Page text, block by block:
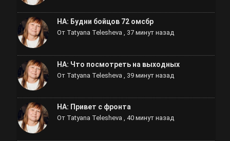
НА: Будни бойцов 72 омсбр
От Tatyana Telesheva 37 минут назад
НА: Что посмотреть на выходных
От Tatyana Telesheva 39 минут назад
НА: Привет с фронта
От Tatyana Telesheva , 40 минут назад